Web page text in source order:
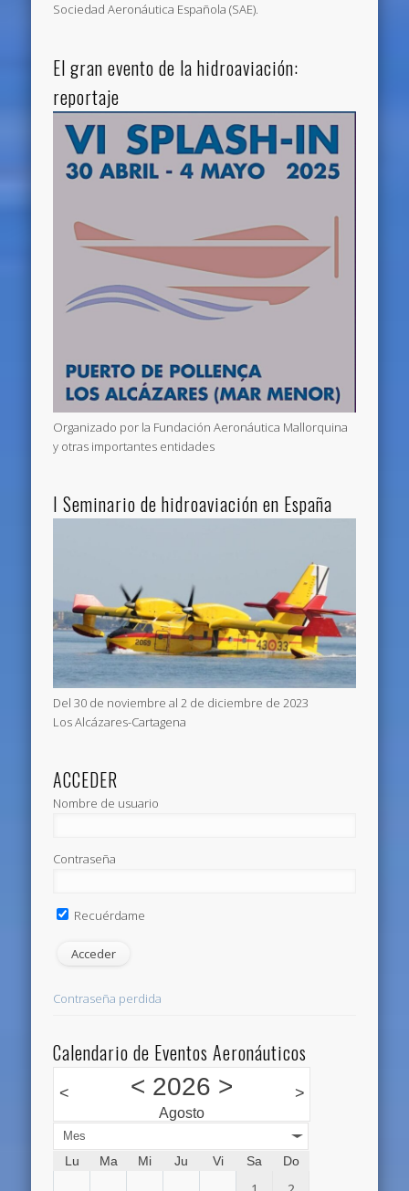
Sociedad Aeronáutica Española (SAE).
El gran evento de la hidroaviación:
reportaje
Organizado por la Fundación Aeronáutica Mallorquina
y otras importantes entidades
I Seminario de hidroaviación en España
Del 30 de noviembre al 2 de diciembre de 2023
Los Alcázares-Cartagena
ACCEDER
Nombre de usuario
Contraseña
Recuérdame
Contraseña perdida
Calendario de Eventos Aeronáuticos
< < 2026 >
Agosto
>
Mes
Lu Ma Mi Ju Vi Sa Do